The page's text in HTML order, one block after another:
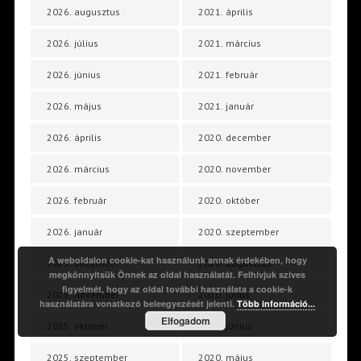
2026. augusztus
2026. július
2026. június
2026. május
2026. április
2026. március
2026. február
2026. január
2025. december
2025. november
2025. október
2025. szeptember
2021. április
2021. március
2021. február
2021. január
2020. december
2020. november
2020. október
2020. szeptember
2020. augusztus
2020. július
2020. június
2020. május
A weboldalon cookie-kat használunk annak érdekében, hogy
megkönnyítsük Önnek az oldal használatát. Felhívjuk szíves
figyelmét, hogy az oldal további használata a cookie-k
használatára vonatkozó beleegyezését jelenti.Több információ...
Elfogadom